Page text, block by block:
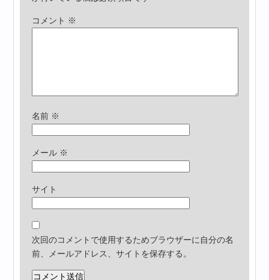
コメント ※
名前 ※
メール ※
サイト
次回のコメントで使用するためブラウザーに自分の名
前、メールアドレス、サイトを保存する。